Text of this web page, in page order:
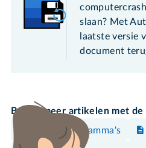
slaan? Met
laatste versie
document
Bekijk meer artikelen met de
Office-programma's